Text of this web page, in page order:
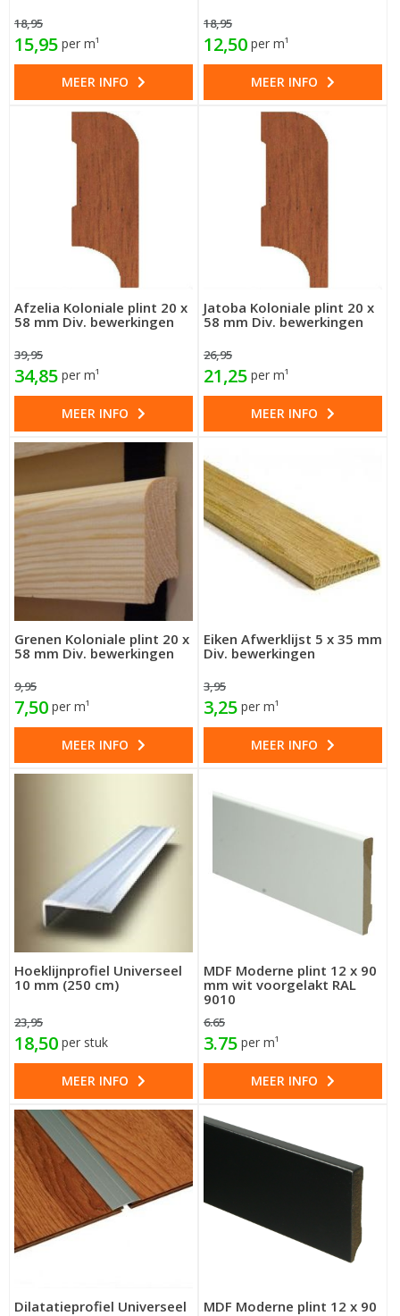
18,95
15,95 per m¹
MEER INFO
18,95
12,50 per m¹
MEER INFO
Afzelia Koloniale plint 20 x
58 mm Div. bewerkingen
39,95
34,85 per m¹
MEER INFO
Jatoba Koloniale plint 20 x
58 mm Div. bewerkingen
26,95
21,25 per m¹
MEER INFO
Grenen Koloniale plint 20 x
58 mm Div. bewerkingen
9,95
7,50 per m¹
MEER INFO
Eiken Afwerklijst 5 x 35 mm
Div. bewerkingen
3,95
3,25 per m¹
MEER INFO
Hoeklijnprofiel Universeel
10 mm (250 cm)
23,95
18,50 per stuk
MEER INFO
MDF Moderne plint 12 x 90
mm wit voorgelakt RAL
9010
6.65
3.75 per m¹
MEER INFO
Dilatatieprofiel Universeel
MDF Moderne plint 12 x 90